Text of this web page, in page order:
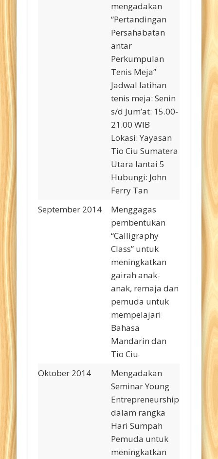
mengadakan
“Pertandingan
Persahabatan
antar
Perkumpulan
Tenis Meja”
Jadwal latihan
tenis meja: Senin
s/d Jum’at: 15.00-
21.00 WIB
Lokasi: Yayasan
Tio Ciu Sumatera
Utara lantai 5
Hubungi: John
Ferry Tan
September 2014
Menggagas
pembentukan
“Calligraphy
Class” untuk
meningkatkan
gairah anak-
anak, remaja dan
pemuda untuk
mempelajari
Bahasa
Mandarin dan
Tio Ciu
Oktober 2014
Mengadakan
Seminar Young
Entrepreneurship
dalam rangka
Hari Sumpah
Pemuda untuk
meningkatkan